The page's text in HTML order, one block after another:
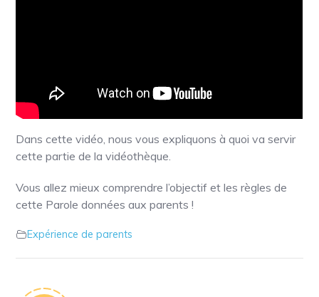
Dans cette vidéo, nous vous expliquons à quoi va servir
cette partie de la vidéothèque.
Vous allez mieux comprendre l’objectif et les règles de
cette Parole données aux parents !
Expérience de parents